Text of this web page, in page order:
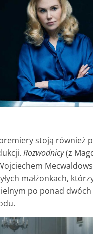
stoją również
Rozwodnicy(z
małżonkach,
po ponad